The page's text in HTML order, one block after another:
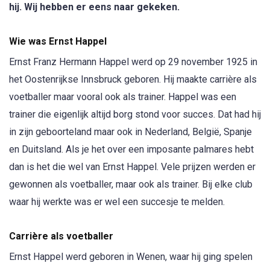
hij. Wij hebben er eens naar gekeken.
Wie was Ernst Happel
Ernst Franz Hermann Happel werd op 29 november 1925 in
het Oostenrijkse Innsbruck geboren. Hij maakte carrière als
voetballer maar vooral ook als trainer. Happel was een
trainer die eigenlijk altijd borg stond voor succes. Dat had hij
in zijn geboorteland maar ook in Nederland, België, Spanje
en Duitsland. Als je het over een imposante palmares hebt
dan is het die wel van Ernst Happel. Vele prijzen werden er
gewonnen als voetballer, maar ook als trainer. Bij elke club
waar hij werkte was er wel een succesje te melden.
Carrière als voetballer
Ernst Happel werd geboren in Wenen, waar hij ging spelen